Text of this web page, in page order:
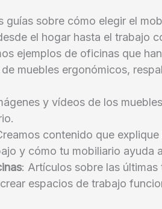
guías sobre cómo elegir el
el hogar hasta el trabajo
ejemplos de oficinas que
muebles ergonómicos,
y vídeos de los
contenido que
y cómo tu mobiliario ayuda
: Artículos sobre las
espacios de trabajo